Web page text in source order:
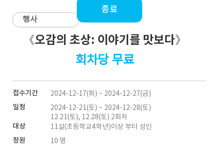
종료
행사
《오감의 초상: 이야기를 맛보다》
회차당 무료
접수기간 2024-12-17(화) ~ 2024-12-27(금)
일정
2024-12-21(토) ~ 2024-12-28(토)
12.21(토), 12.28(토) 2회차
대상 11살(초등학교4학년)이상 부터 성인
정원 10 명